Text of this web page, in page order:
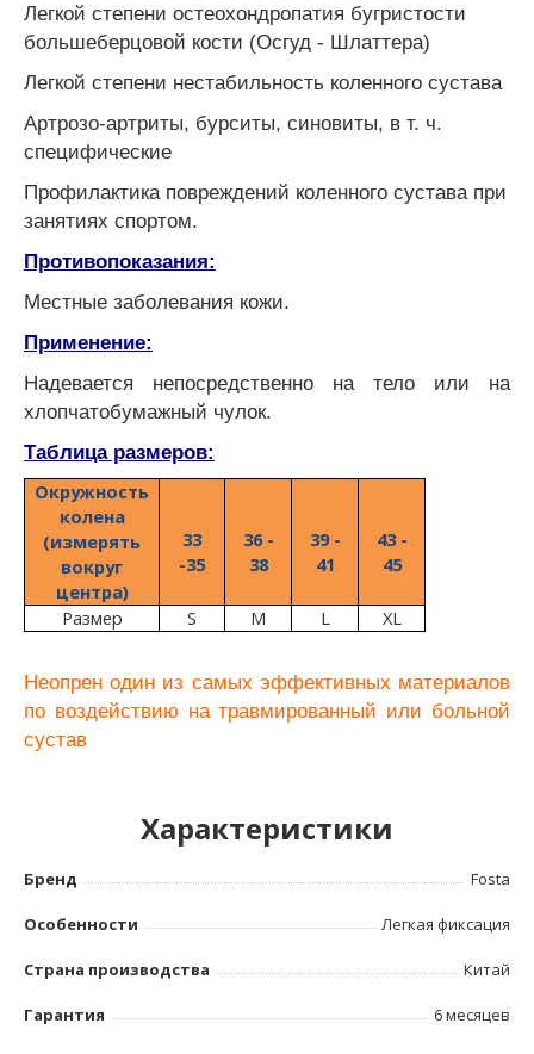
Легкой степени остеохондропатия бугристости
большеберцовой кости (Осгуд - Шлаттера)
Легкой степени нестабильность коленного сустава
Артрозо-артриты, бурситы, синовиты, в т. ч.
специфические
Профилактика повреждений коленного сустава при
занятиях спортом.
Противопоказания:
Местные заболевания кожи.
Применение:
Надевается непосредственно на тело или на
хлопчатобумажный чулок.
Таблица размеров:
Окружность
колена
(измерять
вокруг
центра)
33
-35
36 -
38
39 -
41
43 -
45
Размер S M L XL
Неопрен один из самых эффективных материалов
по воздействию на травмированный или больной
сустав
Характеристики
Бренд Fosta
Особенности Легкая фиксация
Страна производства Китай
Гарантия 6 месяцев